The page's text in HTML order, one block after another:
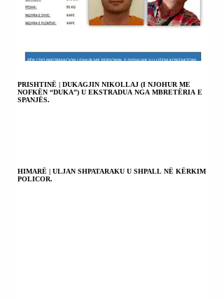
PRISHTINË | DUKAGJIN NIKOLLAJ (I NJOHUR ME
NOFKËN “DUKA”) U EKSTRADUA NGA MBRETËRIA E
SPANJËS.
HIMARË | ULJAN SHPATARAKU U SHPALL NË KËRKIM
POLICOR.